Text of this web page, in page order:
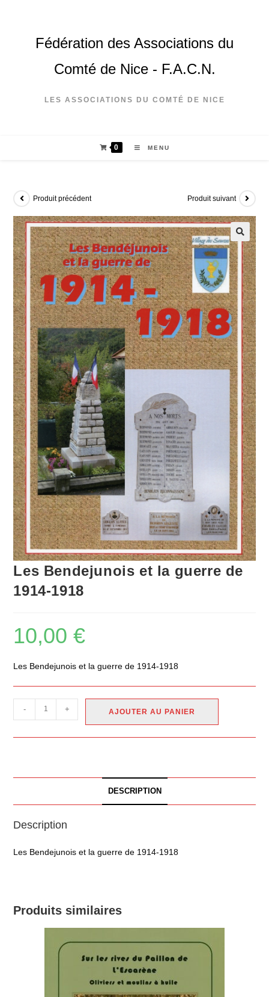
Fédération des Associations du
Comté de Nice - F.A.C.N.
LES ASSOCIATIONS DU COMTÉ DE NICE
0 MENU
Produit précédent Produit suivant
Les Bendejunois et la guerre de
1914-1918
10,00€
Les Bendejunois et la guerre de 1914-1918
- + AJOUTER AU PANIER
DESCRIPTION
Description
Les Bendejunois et la guerre de 1914-1918
Produits similaires